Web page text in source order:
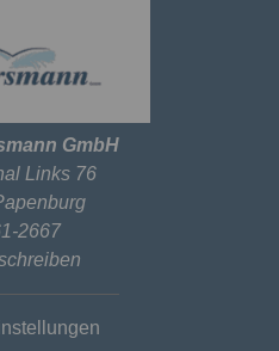
GmbH
Links 76
2667